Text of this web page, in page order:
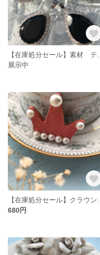
展示中
680円